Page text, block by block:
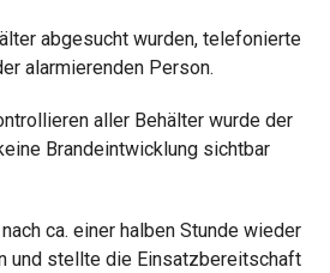
abgesucht wurden, telefonierte
alarmierenden Person.
aller Behälter wurde der
Brandeintwicklung sichtbar
ca. einer halben Stunde wieder
und stellte die Einsatzbereitschaft